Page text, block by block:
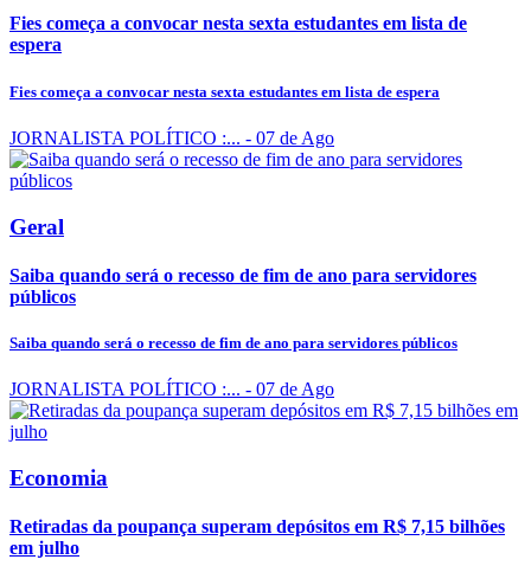
Fies começa a convocar nesta sexta estudantes em lista de
espera
Fies começa a convocar nesta sexta estudantes em lista de espera
JORNALISTA POLÍTICO :... - 07 de Ago
Geral
Saiba quando será o recesso de fim de ano para servidores
públicos
Saiba quando será o recesso de fim de ano para servidores públicos
JORNALISTA POLÍTICO :... - 07 de Ago
Economia
Retiradas da poupança superam depósitos em R$ 7,15 bilhões
em julho